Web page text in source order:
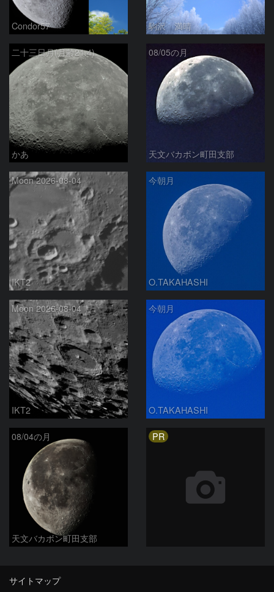
Condor57 駒沢 満晴
二十三日月(月齢21.4)
かあ
08/05の月
天文バカボン町田支部
Moon 2026-08-04
IKT2
今朝月
O.TAKAHASHI
Moon 2026-08-04
IKT2
今朝月
O.TAKAHASHI
08/04の月
天文バカボン町田支部
PR
サイトマップ